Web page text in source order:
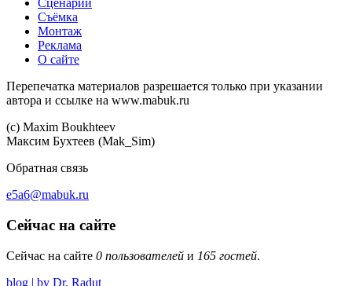
Сценарий
Съёмка
Монтаж
Реклама
О сайте
Перепечатка материалов разрешается только при указании
автора и ссылке на www.mabuk.ru
(c) Maхim Boukhteev
Максим Бухтеев (Mak_Sim)
Обратная связь
e5a6@mabuk.ru
Сейчас на сайте
Сейчас на сайте 0 пользователей и 165 гостей.
blog | by Dr. Radut